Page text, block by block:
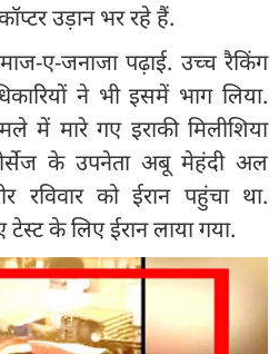
उड़ान भर रहे हैं.
ए-जनाजा पढ़ाई. उच्च रैकिंग
ने भी इसमें भाग लिया.
में मारे गए इराकी मिलीशिया
के उपनेता अबू मेहंदी अल
रविवार को ईरान पहुंचा था.
के लिए ईरान लाया गया.